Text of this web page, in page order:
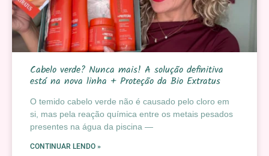
Cabelo verde? Nunca mais! A solução definitiva
está na nova linha + Proteção da Bio Extratus
O temido cabelo verde não é causado pelo cloro em
si, mas pela reação química entre os metais pesados
presentes na água da piscina —
CONTINUAR LENDO »